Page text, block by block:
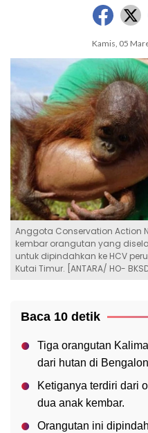
Kamis, 05
Anggota Conservation Action
kembar orangutan yang
untuk dipindahkan ke HCV
Kutai Timur. [ANTARA/ HO-
Baca 10 detik
Tiga orangutan
dari hutan di
Ketiganya terdiri dari
dua anak kembar.
Orangutan ini